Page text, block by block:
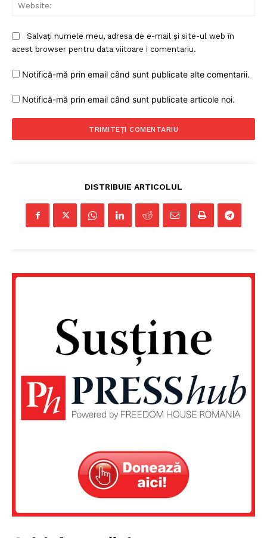
Salvați numele meu, adresa de e-mail și site-ul web în
acest browser pentru data viitoare i comentariu.
Notifică-mă prin email când sunt publicate alte comentarii.
Notifică-mă prin email când sunt publicate articole noi.
DISTRIBUIE ARTICOLUL